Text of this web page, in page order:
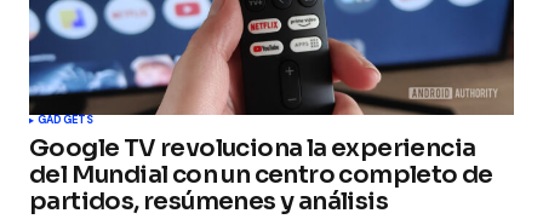
GADGETS
Google TV revoluciona la experiencia
del Mundial con un centro completo de
partidos, resúmenes y análisis